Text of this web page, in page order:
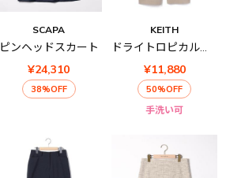
SCAPA
ピンヘッドスカート
¥24,310
38%OFF
KEITH
ドライトロピカルパンツ
¥11,880
50%OFF
手洗い可